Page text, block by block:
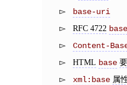
base-uri
RFC 4722
Content-
HTML base
xml:base 属